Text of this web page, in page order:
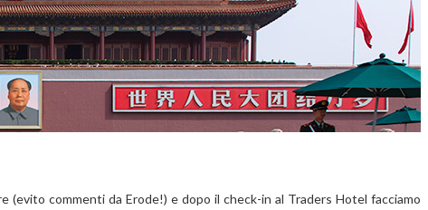
(evito commenti da Erode!) e dopo il check-in al Traders Hotel facciamo